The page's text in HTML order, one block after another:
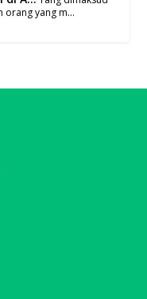
orang yang m...